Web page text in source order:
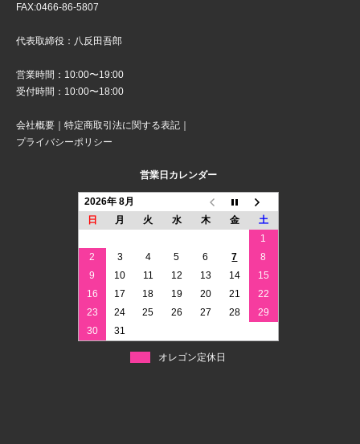
FAX:0466-86-5807
代表取締役：八反田吾郎
営業時間：10:00〜19:00
受付時間：10:00〜18:00
会社概要 特定商取引法に関する表記
プライバシーポリシー
営業日カレンダー
2026年 8月
日
月 火 水 木 金
土
1
2
3 4 5 6 7
8
9
10 11 12 13 14
15
16
17 18 19 20 21
22
23
24 25 26 27 28
29
30
31
オレゴン定休日